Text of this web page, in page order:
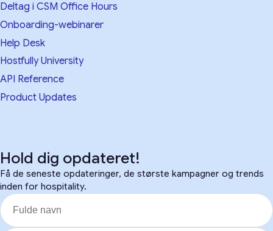
Deltag i CSM Office Hours
Onboarding-webinarer
Help Desk
Hostfully University
API Reference
Product Updates
Hold dig opdateret!
Få de seneste opdateringer, de største kampagner og trends
inden for hospitality.